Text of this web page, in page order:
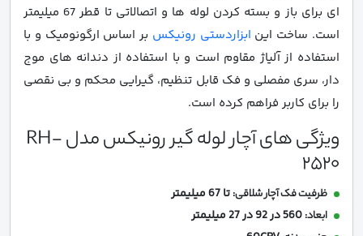
ای برای باز و بسته کردن لوله ها و اتصالاتی تا قطر 67 میلیمتر
است. ساخت این ابزاردستی رونیکس بر اساس ارگونومیک و با
استفاده از آلیاژ مقاوم است و با استفاده از دندانه های موج
دار، سری مفصلی و فک قابل تنظیم، گیرایی محکم و بی نقصی
را برای کاربر فراهم کرده است.
ویژگی های آچار لوله گیر رونیکس مدل RH-
2520
ظرفیت فک آچار شلاقی:تا 67 میلیمتر
ابعاد: